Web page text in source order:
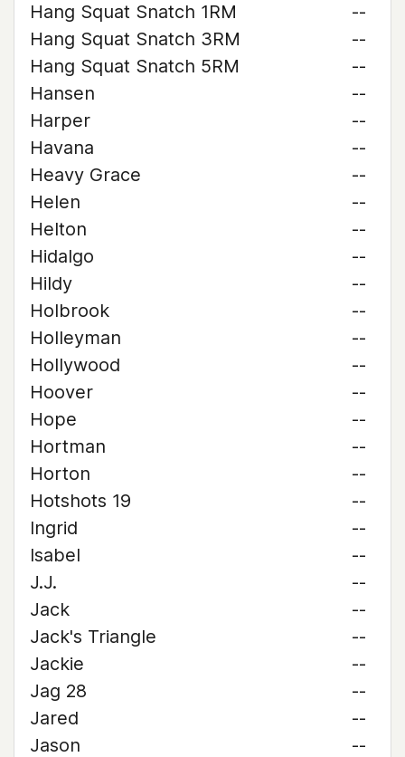
Hang Squat Snatch 1RM
--
Hang Squat Snatch 3RM
--
Hang Squat Snatch 5RM
--
Hansen
--
Harper
--
Havana
--
Heavy Grace
--
Helen
--
Helton
--
Hidalgo
--
Hildy
--
Holbrook
--
Holleyman
--
Hollywood
--
Hoover
--
Hope
--
Hortman
--
Horton
--
Hotshots 19
--
Ingrid
--
Isabel
--
J.J.
--
Jack
--
Jack's Triangle
--
Jackie
--
Jag 28
--
Jared
--
Jason
--